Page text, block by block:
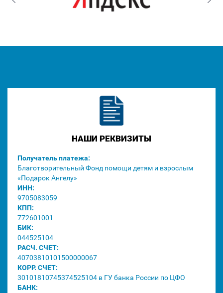
НАШИ РЕКВИЗИТЫ
Получатель платежа:
Благотворительный Фонд помощи детям и взрослым
«Подарок Ангелу»
ИНН:
9705083059
КПП:
772601001
БИК:
044525104
РАСЧ. СЧЕТ:
40703810101500000067
КОРР. СЧЕТ:
30101810745374525104 в ГУ банка России по ЦФО
БАНК: